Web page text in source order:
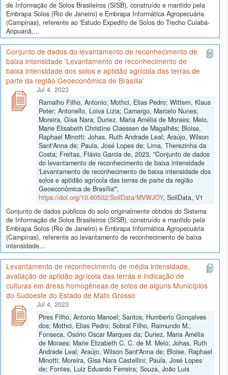
de Informação de Solos Brasileiros (SISB), construído e mantido pela
Embrapa Solos (Rio de Janeiro) e Embrapa Informática Agropecuária
(Campinas), referente ao 'Estudo Expedito de Solos do Trecho Cuiabá-
Aripuanã,...
Conjunto de dados do levantamento de reconhecimento de
baixa intensidade 'Levantamento de reconhecimento de
baixa intensidade dos solos e aptidão agrícola das terras de
parte da região Geoeconômica de Brasília'
Jul 4, 2023
Ramalho Filho, Antonio; Mothci, Elias Pedro; Wittern, Klaus
Peter; Antonello, Loiva Lizia; Camargo, Marcelo Nunes;
Moreira, Gisa Nara; Duriez, Maria Amélia de Moraes; Melo,
Marie Elisabeth Christine Claessen de Magalhẽs; Bloise,
Raphael Minotti; Johas, Ruth Andrade Leal; Araújo, Wilson
Sant'Anna de; Paula, José Lopes de; Lima, Therezinha da
Costa; Freitas, Flávio Garcia de, 2023, "Conjunto de dados
do levantamento de reconhecimento de baixa intensidade
'Levantamento de reconhecimento de baixa intensidade dos
solos e aptidão agrícola das terras de parte da região
Geoeconômica de Brasília'",
https://doi.org/10.60502/SoilData/MVWJOY, SoilData, V1
Conjunto de dados públicos do solo originalmente obtidos do Sistema
de Informação de Solos Brasileiros (SISB), construído e mantido pela
Embrapa Solos (Rio de Janeiro) e Embrapa Informática Agropecuária
(Campinas), referente ao levantamento de reconhecimento de baixa
intensidade...
Levantamento de reconhecimento de média intensidade,
avaliação de aptidão agrícola das terras e indicação de
culturas em áreas homogêneas de solos de alguns Municípios
do Sudoeste do Estado de Mato Grosso
Jul 4, 2023
Pires Filho, Antonio Manoel; Santos, Humberto Gonçalves
dos; Mothci, Elias Pedro; Sobral Filho, Raimundo M.;
Fonseca, Osório Oscar Marques da; Duriez, Maria Amélia
de Moraes; Marie Elizabeth C. C. de M. Melo; Johas, Ruth
Andrade Leal; Araújo, Wilson Sant'Anna de; Bloise, Raphael
Minotti; Moreira, Gisa Nara Castellini; Paula, José Lopes
de; Fontes, Luiz Eduardo Ferreira; Souza, João Luis